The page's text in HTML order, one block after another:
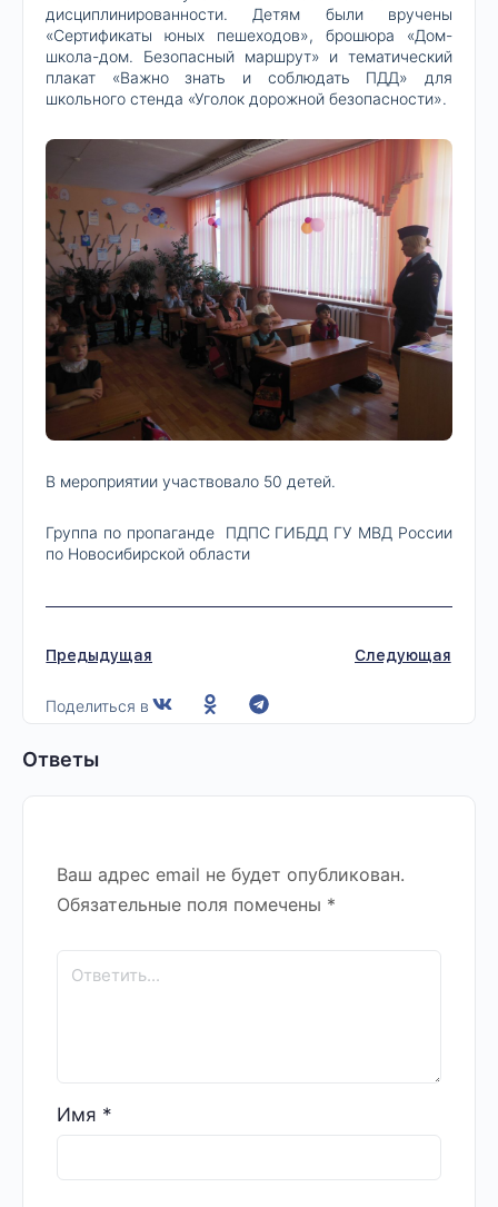
дисциплинированности. Детям были вручены
«Сертификаты юных пешеходов», брошюра «Дом-
школа-дом. Безопасный маршрут» и тематический
плакат «Важно знать и соблюдать ПДД» для
школьного стенда «Уголок дорожной безопасности».
В мероприятии участвовало 50 детей.
Группа по пропаганде ПДПС ГИБДД ГУ МВД России
по Новосибирской области
Предыдущая Следующая
Поделиться в
Ответы
Ваш адрес email не будет опубликован.
Обязательные поля помечены *
Имя *